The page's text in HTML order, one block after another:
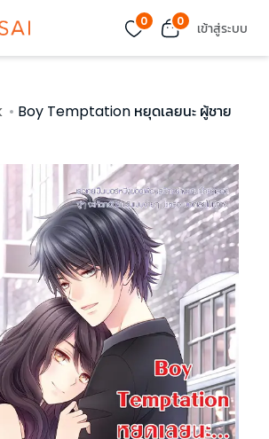
0 0 เข้าสู่ระบบ
Boy Temptation หยุดเลยนะ ผู้ชาย